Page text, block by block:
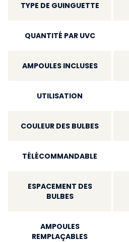
TYPE DE GUINGUETTE
QUANTITÉ PAR UVC
AMPOULES INCLUSES
UTILISATION
COULEUR DES BULBES
TÉLÉCOMMANDABLE
ESPACEMENT DES
BULBES
AMPOULES
REMPLAÇABLES